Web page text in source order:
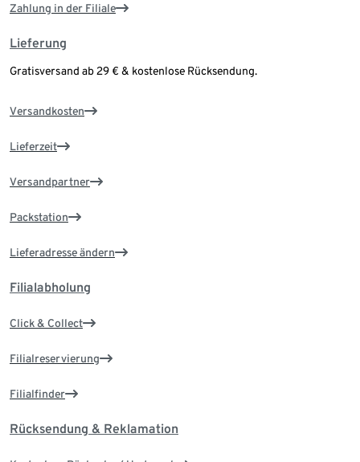
Zahlung in der Filiale
Lieferung
Gratisversand ab 29 € & kostenlose Rücksendung.
Versandkosten
Lieferzeit
Versandpartner
Packstation
Lieferadresse ändern
Filialabholung
Click & Collect
Filialreservierung
Filialfinder
Rücksendung & Reklamation